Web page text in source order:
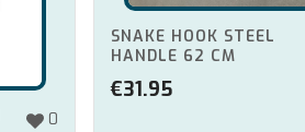
0
SNAKE HOOK STEEL
HANDLE 62 CM
€31.95